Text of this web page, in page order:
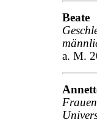
a. M.